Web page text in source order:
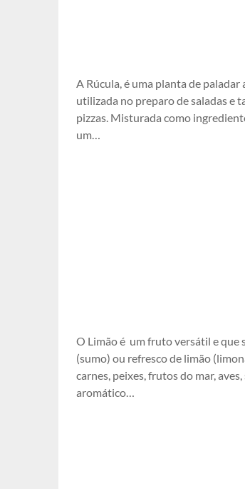
A Rúcula, é uma planta de
utilizada no preparo de saladas e
pizzas. Misturada como
um…
O Limão é um fruto versátil e que
(sumo) ou refresco de limão
carnes, peixes, frutos do mar,
aromático…